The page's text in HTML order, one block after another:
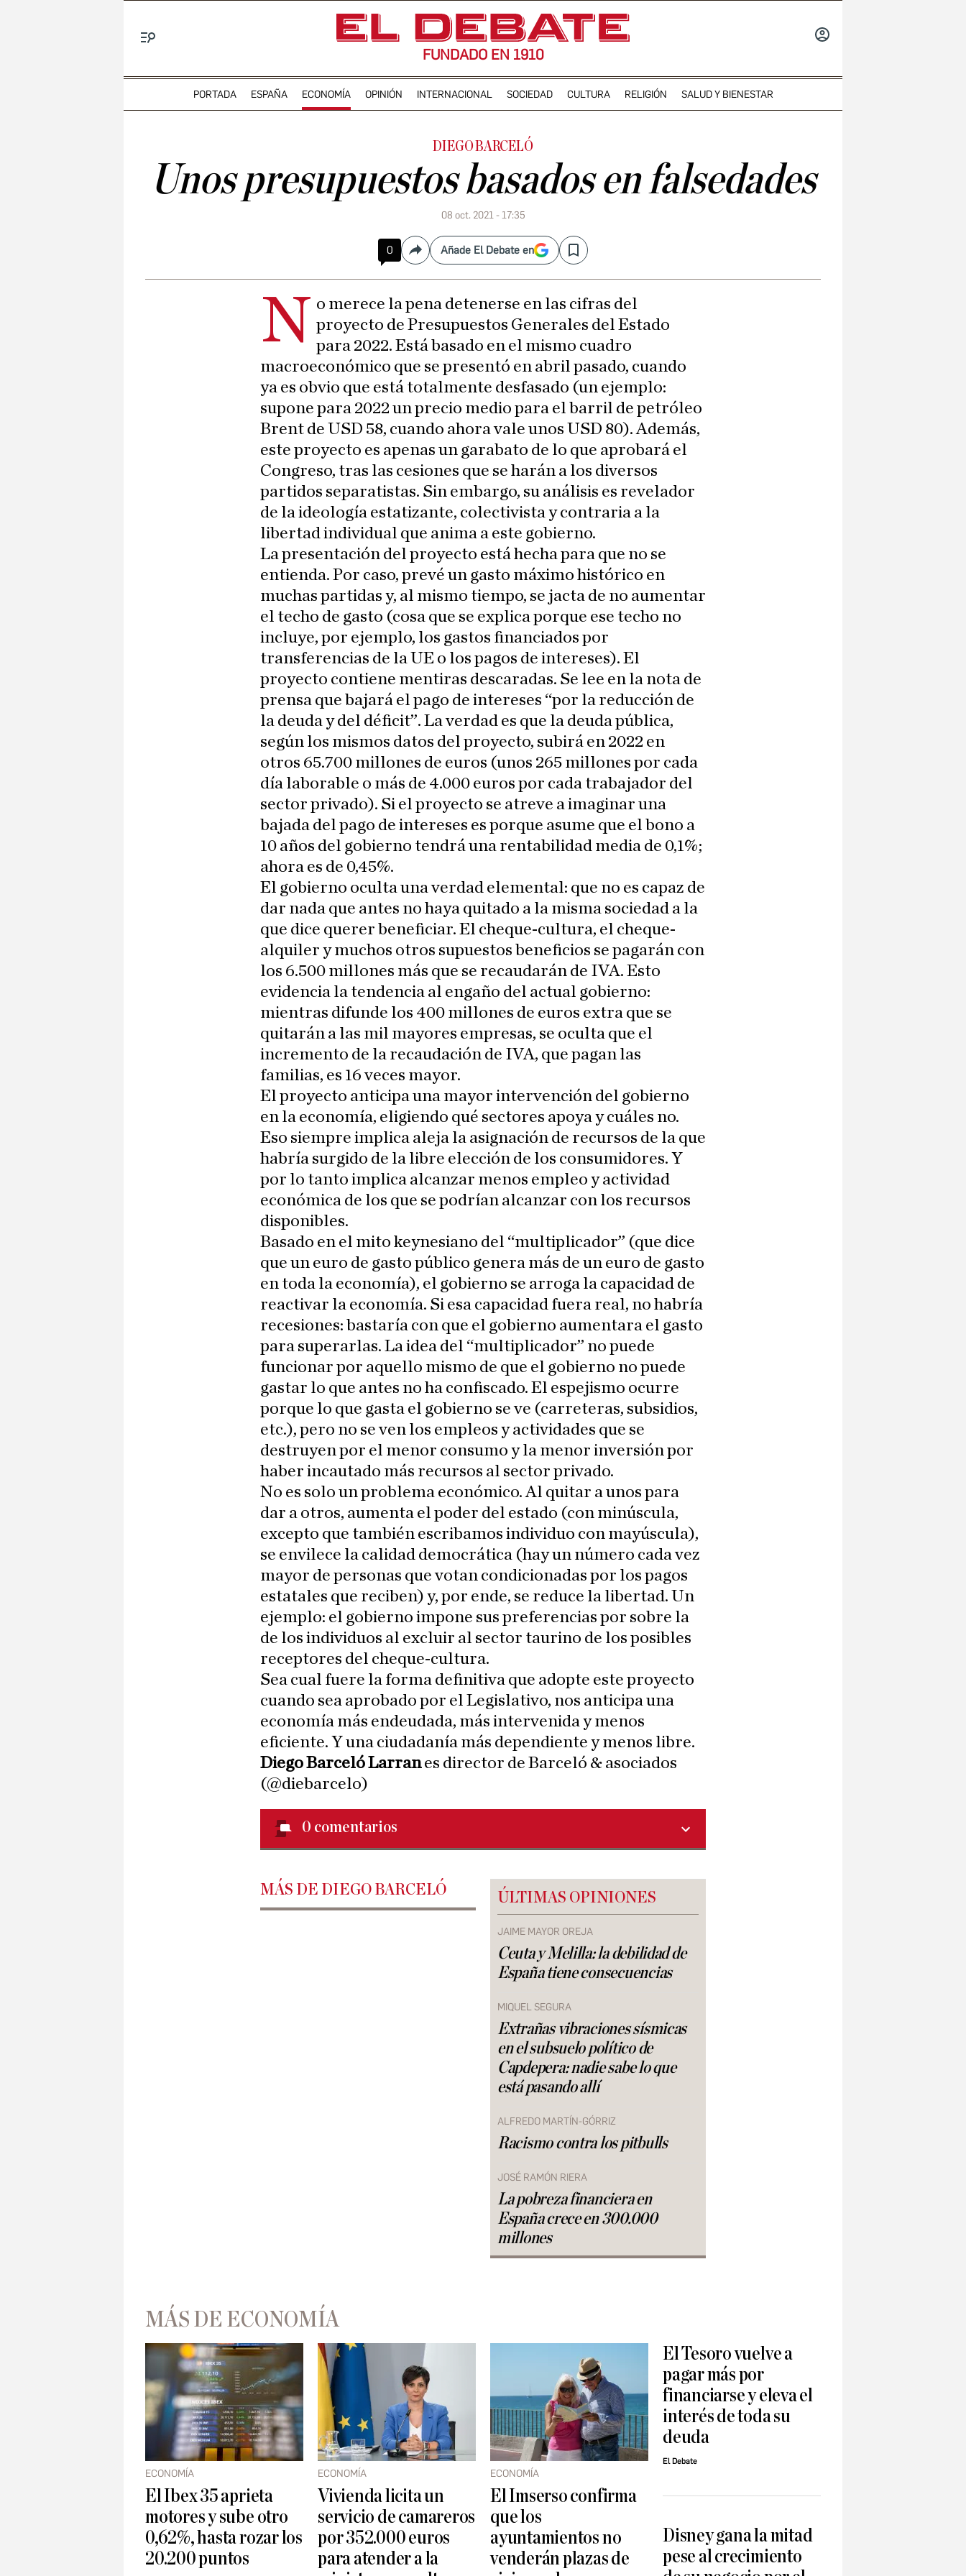
FUNDADO EN 1910
PORTADA ESPAÑA ECONOMÍA OPINIÓN INTERNACIONAL SOCIEDAD CULTURA RELIGIÓN SALUD Y BIENESTAR
DIEGO BARCELÓ
Unos presupuestos basados en falsedades
08 oct. 2021 - 17:35
0 CompartirAñade El Debate en Save
N o merece la pena detenerse en las cifras del
proyecto de Presupuestos Generales del Estado
para 2022. Está basado en el mismo cuadro
macroeconómico que se presentó en abril pasado, cuando
ya es obvio que está totalmente desfasado (un ejemplo:
supone para 2022 un precio medio para el barril de petróleo
Brent de USD 58, cuando ahora vale unos USD 80). Además,
este proyecto es apenas un garabato de lo que aprobará el
Congreso, tras las cesiones que se harán a los diversos
partidos separatistas. Sin embargo, su análisis es revelador
de la ideología estatizante, colectivista y contraria a la
libertad individual que anima a este gobierno.
La presentación del proyecto está hecha para que no se
entienda. Por caso, prevé un gasto máximo histórico en
muchas partidas y, al mismo tiempo, se jacta de no aumentar
el techo de gasto (cosa que se explica porque ese techo no
incluye, por ejemplo, los gastos financiados por
transferencias de la UE o los pagos de intereses). El
proyecto contiene mentiras descaradas. Se lee en la nota de
prensa que bajará el pago de intereses “por la reducción de
la deuda y del déficit”. La verdad es que la deuda pública,
según los mismos datos del proyecto, subirá en 2022 en
otros 65.700 millones de euros (unos 265 millones por cada
día laborable o más de 4.000 euros por cada trabajador del
sector privado). Si el proyecto se atreve a imaginar una
bajada del pago de intereses es porque asume que el bono a
10 años del gobierno tendrá una rentabilidad media de 0,1%;
ahora es de 0,45%.
El gobierno oculta una verdad elemental: que no es capaz de
dar nada que antes no haya quitado a la misma sociedad a la
que dice querer beneficiar. El cheque-cultura, el cheque-
alquiler y muchos otros supuestos beneficios se pagarán con
los 6.500 millones más que se recaudarán de IVA. Esto
evidencia la tendencia al engaño del actual gobierno:
mientras difunde los 400 millones de euros extra que se
quitarán a las mil mayores empresas, se oculta que el
incremento de la recaudación de IVA, que pagan las
familias, es 16 veces mayor.
El proyecto anticipa una mayor intervención del gobierno
en la economía, eligiendo qué sectores apoya y cuáles no.
Eso siempre implica aleja la asignación de recursos de la que
habría surgido de la libre elección de los consumidores. Y
por lo tanto implica alcanzar menos empleo y actividad
económica de los que se podrían alcanzar con los recursos
disponibles.
Basado en el mito keynesiano del “multiplicador” (que dice
que un euro de gasto público genera más de un euro de gasto
en toda la economía), el gobierno se arroga la capacidad de
reactivar la economía. Si esa capacidad fuera real, no habría
recesiones: bastaría con que el gobierno aumentara el gasto
para superarlas. La idea del “multiplicador” no puede
funcionar por aquello mismo de que el gobierno no puede
gastar lo que antes no ha confiscado. El espejismo ocurre
porque lo que gasta el gobierno se ve (carreteras, subsidios,
etc.), pero no se ven los empleos y actividades que se
destruyen por el menor consumo y la menor inversión por
haber incautado más recursos al sector privado.
No es solo un problema económico. Al quitar a unos para
dar a otros, aumenta el poder del estado (con minúscula,
excepto que también escribamos individuo con mayúscula),
se envilece la calidad democrática (hay un número cada vez
mayor de personas que votan condicionadas por los pagos
estatales que reciben) y, por ende, se reduce la libertad. Un
ejemplo: el gobierno impone sus preferencias por sobre la
de los individuos al excluir al sector taurino de los posibles
receptores del cheque-cultura.
Sea cual fuere la forma definitiva que adopte este proyecto
cuando sea aprobado por el Legislativo, nos anticipa una
economía más endeudada, más intervenida y menos
eficiente. Y una ciudadanía más dependiente y menos libre.
Diego Barceló Larranes director de Barceló & asociados
(@diebarcelo)
0 comentarios
MÁS DE DIEGO BARCELÓ ÚLTIMAS OPINIONES
JAIME MAYOR OREJA
Ceuta y Melilla: la debilidad de
España tiene consecuencias
MIQUEL SEGURA
Extrañas vibraciones sísmicas
en el subsuelo político de
Capdepera: nadie sabe lo que
está pasando allí
ALFREDO MARTÍN-GÓRRIZ
Racismo contra los pitbulls
JOSÉ RAMÓN RIERA
La pobreza financiera en
España crece en 300.000
millones
MÁS DE ECONOMÍA
ECONOMÍA
El Ibex 35 aprieta
motores y sube otro
0,62%, hasta rozar los
20.200 puntos
ECONOMÍA
Vivienda licita un
servicio de camareros
por 352.000 euros
para atender a la
ECONOMÍA
El Imserso confirma
que los
ayuntamientos no
venderán plazas de
El Tesoro vuelve a
pagar más por
financiarse y eleva el
interés de toda su
deuda
El Debate
Disney gana la mitad
pese al crecimiento